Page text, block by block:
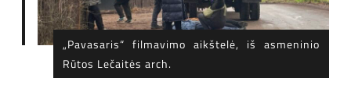
„Pavasaris“ filmavimo aikštelė, iš asmeninio
Rūtos Lečaitės arch.